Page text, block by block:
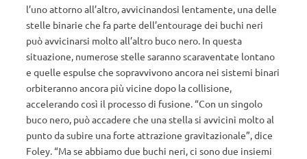
l’uno attorno all’altro, avvicinandosi lentamente, una delle
stelle binarie che fa parte dell’entourage dei buchi neri
può avvicinarsi molto all’altro buco nero. In questa
situazione, numerose stelle saranno scaraventate lontano
e quelle espulse che sopravvivono ancora nei sistemi binari
orbiteranno ancora più vicine dopo la collisione,
accelerando così il processo di fusione. “Con un singolo
buco nero, può accadere che una stella si avvicini molto al
punto da subire una forte attrazione gravitazionale”, dice
Foley. “Ma se abbiamo due buchi neri, ci sono due insiemi